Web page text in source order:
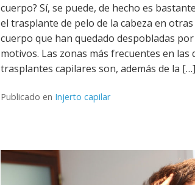
cuerpo? Sí, se puede, de hecho es
el trasplante de pelo de la cabeza en
cuerpo que han quedado despobladas
motivos. Las zonas más frecuentes en las
trasplantes capilares son, además de la […]
Publicado en Injerto capilar